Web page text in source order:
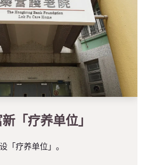
「疗养单位」
「疗养单位」。